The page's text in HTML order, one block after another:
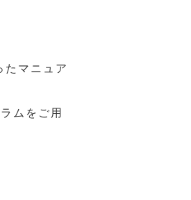
たマニュア
ムをご用